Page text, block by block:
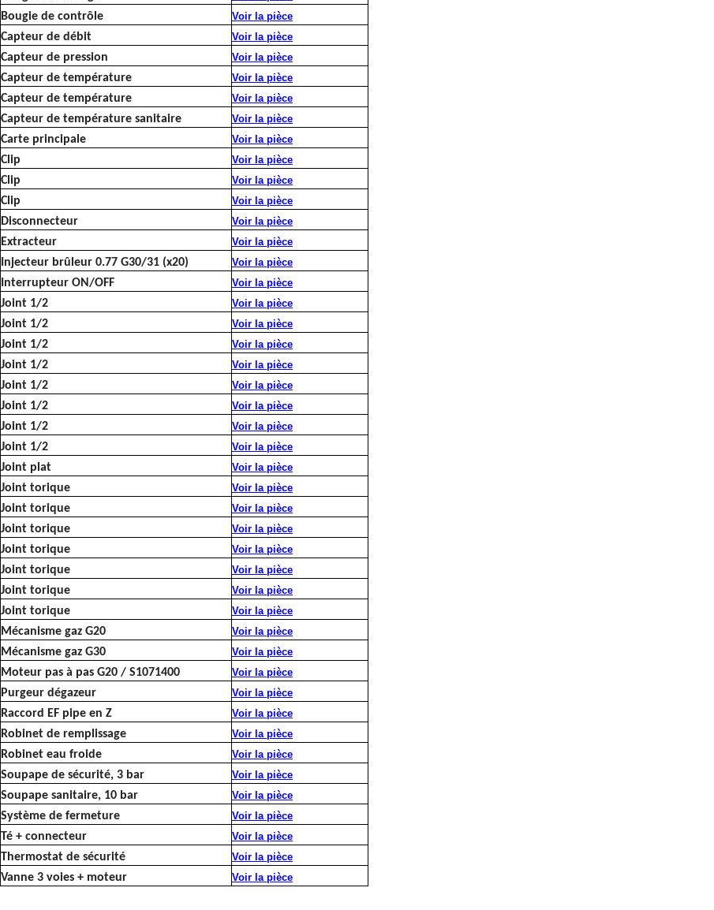
Bougie de contrôle Voir la pièce
Capteur de débit Voir la pièce
Capteur de pression Voir la pièce
Capteur de température Voir la pièce
Capteur de température Voir la pièce
Capteur de température sanitaire Voir la pièce
Carte principale Voir la pièce
Clip Voir la pièce
Clip Voir la pièce
Clip Voir la pièce
Disconnecteur Voir la pièce
Extracteur Voir la pièce
Injecteur brûleur 0.77 G30/31 (x20) Voir la pièce
Interrupteur ON/OFF Voir la pièce
Joint 1/2 Voir la pièce
Joint 1/2 Voir la pièce
Joint 1/2 Voir la pièce
Joint 1/2 Voir la pièce
Joint 1/2 Voir la pièce
Joint 1/2 Voir la pièce
Joint 1/2 Voir la pièce
Joint 1/2 Voir la pièce
Joint plat Voir la pièce
Joint torique Voir la pièce
Joint torique Voir la pièce
Joint torique Voir la pièce
Joint torique Voir la pièce
Joint torique Voir la pièce
Joint torique Voir la pièce
Joint torique Voir la pièce
Mécanisme gaz G20 Voir la pièce
Mécanisme gaz G30 Voir la pièce
Moteur pas à pas G20 / S1071400 Voir la pièce
Purgeur dégazeur Voir la pièce
Raccord EF pipe en Z Voir la pièce
Robinet de remplissage Voir la pièce
Robinet eau froide Voir la pièce
Soupape de sécurité, 3 bar Voir la pièce
Soupape sanitaire, 10 bar Voir la pièce
Système de fermeture Voir la pièce
Té + connecteur Voir la pièce
Thermostat de sécurité Voir la pièce
Vanne 3 voies + moteur Voir la pièce